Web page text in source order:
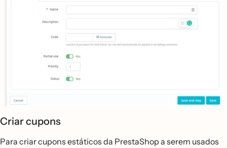
Criar cupons
Para criar cupons estáticos da PrestaShop a serem usados